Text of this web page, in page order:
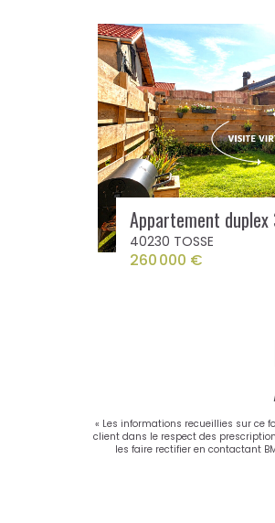
40230 TOSSE
260 000 €
« Les informations recueillies sur ce
client dans le respect des
les faire rectifier en contactant